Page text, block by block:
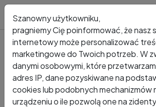
Kto dzwonił? Numer +46 767 262 865
+46 767 262
Szanowny użytkowniku,
pragniemy Cię poinformować, że nasz
internetowy może personalizować
marketingowe do Twoich potrzeb. W
danymi osobowymi, które
adres IP, dane pozyskiwane na
cookies lub podobnych mechanizmów
urządzeniu o ile pozwolą one na